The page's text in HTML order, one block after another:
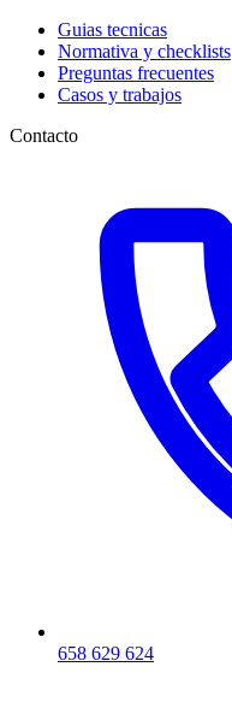
Guias tecnicas
Normativa y checklists
Preguntas frecuentes
Casos y trabajos
Contacto
658 629 624